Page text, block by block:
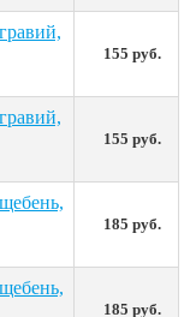
155 руб.
155 руб.
185 руб.
185 руб.